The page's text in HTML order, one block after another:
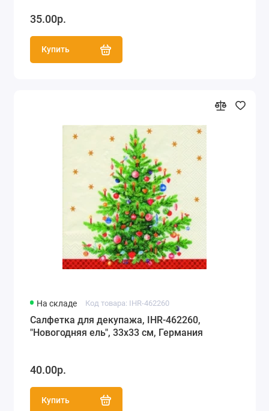
35.00р.
Купить
На складе Код товара: IHR-462260
Салфетка для декупажа, IHR-462260,
"Новогодняя ель", 33х33 см, Германия
40.00р.
Купить